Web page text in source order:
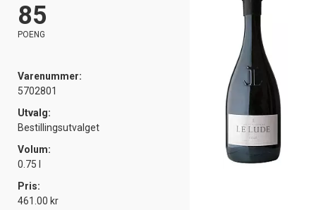
85
POENG
Varenummer:
5702801
Utvalg:
Bestillingsutvalget
Volum:
0.75 l
Pris:
461.00 kr